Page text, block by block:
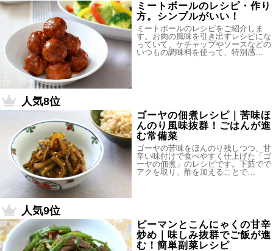
ミートボールのレシピ・作り
方。シンプルがいい！
ミートボールのレシピをご紹介しま
す。お肉の風味を引き出すレシピにな
っていて、ケチャップやソースなどの
いつもの調味料を使って、特別感…
人気8位
ゴーヤの佃煮レシピ｜苦味ほ
んのり風味抜群！ごはんが進
む常備菜
ゴーヤの苦味をほんのり残しつつ、甘
辛い味付けで食べやすく仕上げた「ゴ
ーヤの佃煮」のレシピです。下茹でで
アクを取り、酢を加えることで…
人気9位
ピーマンとこんにゃくの甘辛
炒め｜味しみ抜群でご飯が進
む！簡単副菜レシピ